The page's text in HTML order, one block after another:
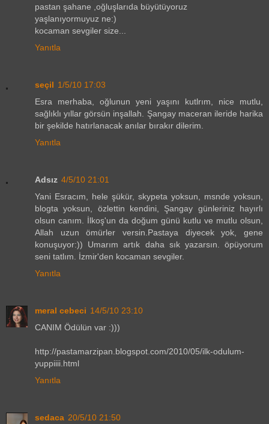
pastan şahane ,oğluşlarıda büyütüyoruz
yaşlanıyormuyuz ne:)
kocaman sevgiler size...
Yanıtla
seçil 1/5/10 17:03
Esra merhaba, oğlunun yeni yaşını kutlrım, nice mutlu,
sağlıklı yıllar görsün inşallah. Şangay maceran ileride harika
bir şekilde hatırlanacak anılar bırakır dilerim.
Yanıtla
Adsız 4/5/10 21:01
Yani Esracım, hele şükür, skypeta yoksun, msnde yoksun,
blogta yoksun, özlettin kendini, Şangay günleriniz hayırlı
olsun canım. İlkoş'un da doğum günü kutlu ve mutlu olsun,
Allah uzun ömürler versin.Pastaya diyecek yok, gene
konuşuyor:)) Umarım artık daha sık yazarsın. öpüyorum
seni tatlım. İzmir'den kocaman sevgiler.
Yanıtla
meral cebeci 14/5/10 23:10
CANIM Ödülün var :)))
http://pastamarzipan.blogspot.com/2010/05/ilk-odulum-
yuppiiii.html
Yanıtla
sedaca 20/5/10 21:50